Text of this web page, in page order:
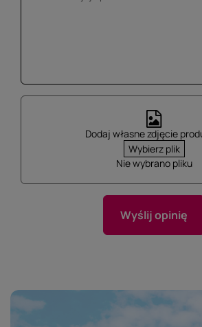
Dodaj własne zdjęcie
Wybierz plik
Nie wybrano pliku
Wyślij opinię